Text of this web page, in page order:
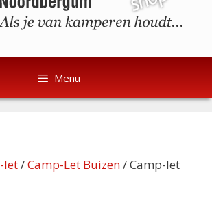
Menu
let/Camp-Let Buizen/ Camp-let